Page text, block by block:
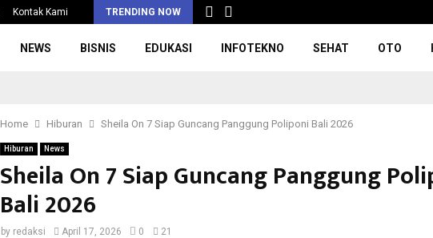
Kontak Kami TRENDING NOW
NEWS BISNIS EDUKASI INFOTEKNO SEHAT OTO
Home Hiburan Sheila On 7 Siap Guncang Panggung Poliponi Bali 2026
Hiburan News
Sheila On 7 Siap Guncang Panggung
Bali 2026
by redaksi April 17, 2026 0 21